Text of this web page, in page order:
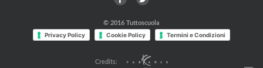
© 2016 Tuttoscuola
Privacy Policy Cookie Policy Termini e Condizioni
Credits: